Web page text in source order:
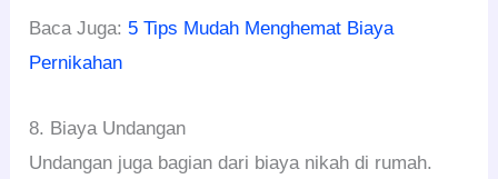
Baca Juga: 5 Tips Mudah Menghemat Biaya
Pernikahan
8. Biaya Undangan
Undangan juga bagian dari biaya nikah di rumah.